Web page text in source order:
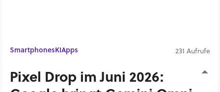
SmartphonesKIApps 231 Aufrufe
Pixel Drop im Juni 2026: